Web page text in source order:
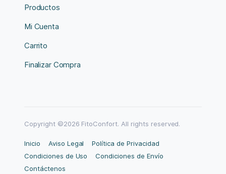
Productos
Mi Cuenta
Carrito
Finalizar Compra
Copyright ©2026 FitoConfort. All rights reserved.
Inicio Aviso Legal
Política de Privacidad
Condiciones de Uso
Condiciones de Envío
Contáctenos